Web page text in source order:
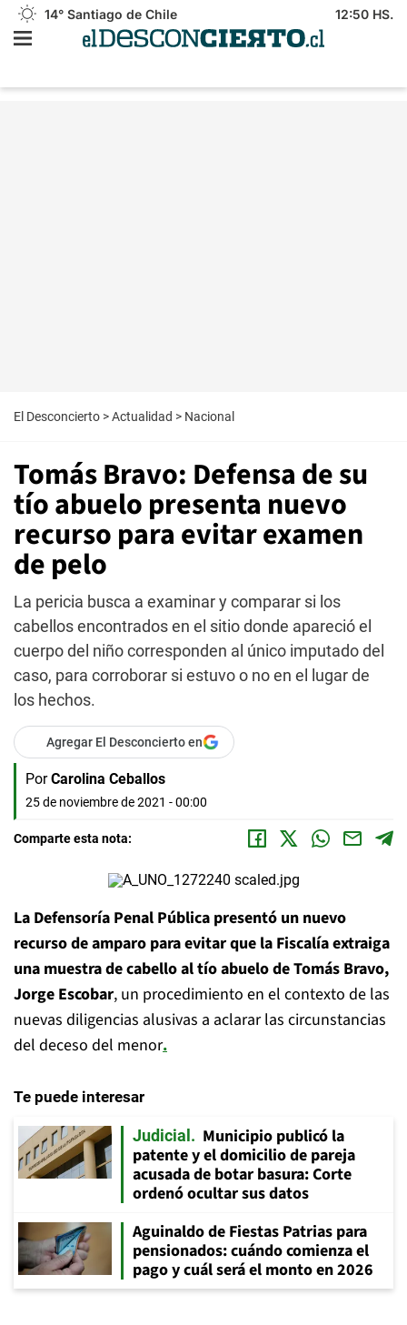
14° Santiago de Chile 12:50 HS.
El Desconcierto >Actualidad > Nacional
Tomás Bravo: Defensa de su
tío abuelo presenta nuevo
recurso para evitar examen
de pelo
La pericia busca a examinar y comparar si los
cabellos encontrados en el sitio donde apareció el
cuerpo del niño corresponden al único imputado del
caso, para corroborar si estuvo o no en el lugar de
los hechos.
Agregar El Desconcierto en
Por Carolina Ceballos
25 de noviembre de 2021 - 00:00
Comparte esta nota:
La Defensoría Penal Pública presentó un nuevo
recurso de amparo para evitar que la Fiscalía extraiga
una muestra de cabello al tío abuelo de Tomás Bravo,
Jorge Escobar, un procedimiento en el contexto de las
nuevas diligencias alusivas a aclarar las circunstancias
del deceso del menor.
Te puede interesar
Judicial
Municipio publicó la
patente y el domicilio de pareja
acusada de botar basura: Corte
ordenó ocultar sus datos
Aguinaldo de Fiestas Patrias para
pensionados: cuándo comienza el
pago y cuál será el monto en 2026